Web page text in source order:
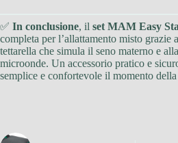
✅ In conclusione, il set MAM Easy
completa per l’allattamento misto grazie
tettarella che simula il seno materno e
microonde. Un accessorio pratico e
semplice e confortevole il momento della